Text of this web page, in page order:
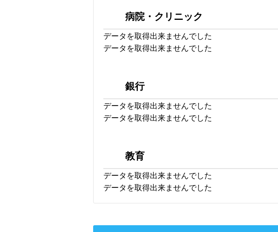
病院・クリニック
データを取得出来ませんでした
データを取得出来ませんでした
銀行
データを取得出来ませんでした
データを取得出来ませんでした
教育
データを取得出来ませんでした
データを取得出来ませんでした